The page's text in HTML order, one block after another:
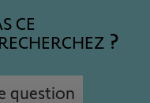
CE
question